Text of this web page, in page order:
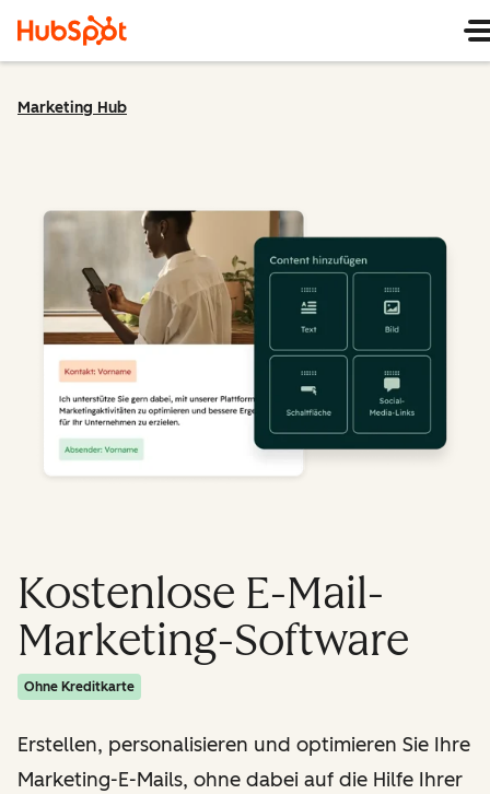
Marketing Hub
Kostenlose E-Mail-
Marketing-Software
Ohne Kreditkarte
Erstellen, personalisieren und optimieren Sie Ihre
Marketing-E-Mails, ohne dabei auf die Hilfe Ihrer